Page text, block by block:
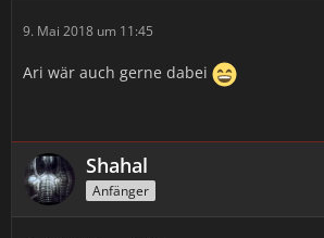
9. Mai 2018 um 11:45
Ari wär auch gerne dabei
Shahal
Anfänger